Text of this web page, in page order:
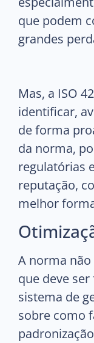
que podem
grandes
Mas, a ISO
identificar,
de forma
da norma,
regulatórias
reputação,
melhor
A norma
que deve
sistema de
sobre como